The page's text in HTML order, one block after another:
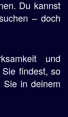
Du kannst
– doch
und
findest, so
in deinem